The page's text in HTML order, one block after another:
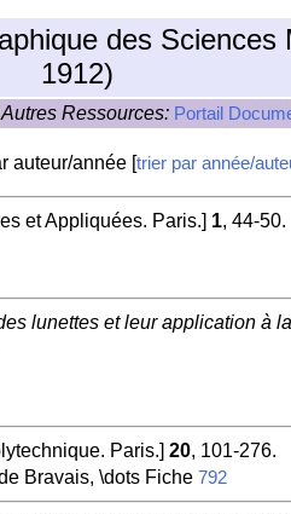
des Sciences
1912)
Autres Ressources: Portail
auteur/année [trier par année/
et Appliquées. Paris.] 1, 44-50.
lunettes et leur application à
Paris.] 20, 101-276.
Bravais, \dots Fiche 792